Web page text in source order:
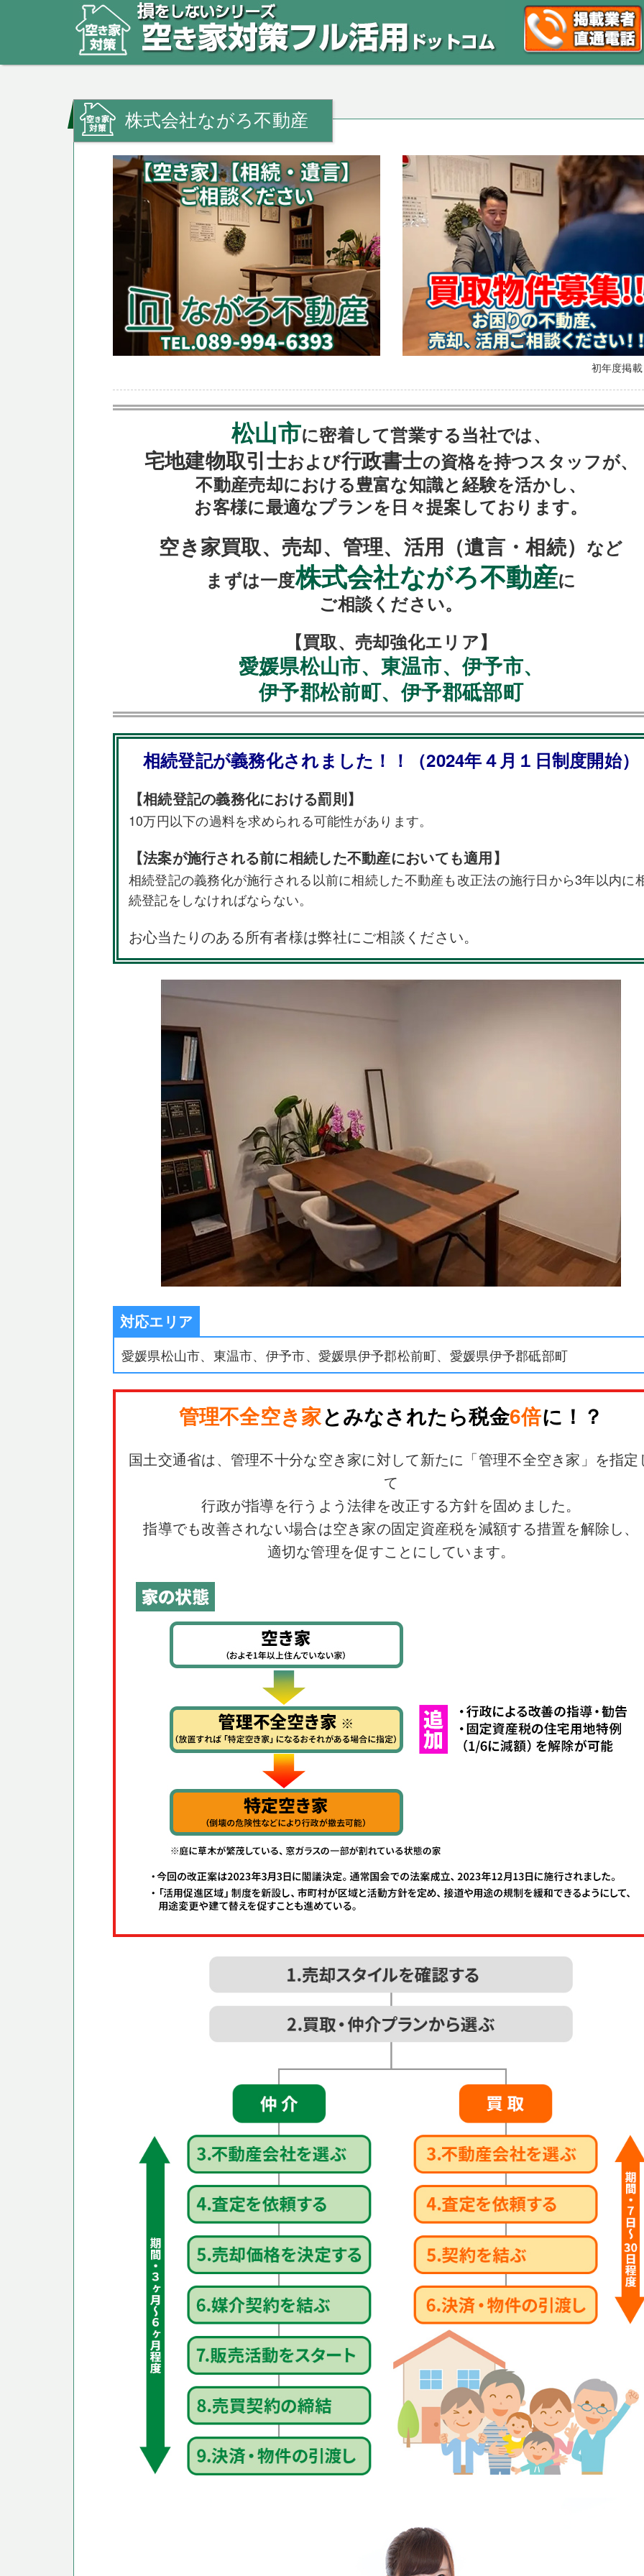
株式会社ながろ不動産
初年度掲
松山市に密着して営業する当社では、
宅地建物取引士および行政書士の資格を持つスタッフが、
不動産売却における豊富な知識と経験を活かし、
お客様に最適なプランを日々提案しております。
空き家買取、売却、管理、活用（遺言・相続） など
まずは一度株式会社ながろ不動産に
ご相談ください。
【買取、売却強化エリア】
愛媛県松山市、東温市、伊予市、
伊予郡松前町、伊予郡砥部町
相続登記が義務化されました！！（2024年４月１日制度開始）
【相続登記の義務化における罰則】
10万円以下の過料を求められる可能性があります。
【法案が施行される前に相続した不動産においても適用】
相続登記の義務化が施行される以前に相続した不動産も改正法の施行日から3年以内に
続登記をしなければならない。
お心当たりのある所有者様は弊社にご相談ください。
対応エリア
愛媛県松山市、東温市、伊予市、愛媛県伊予郡松前町、愛媛県伊予郡砥部町
管理不全空き家とみなされたら税金6倍に！？
国土交通省は、管理不十分な空き家に対して新たに「管理不全空き家」を指定
て
行政が指導を行うよう法律を改正する方針を固めました。
指導でも改善されない場合は空き家の固定資産税を減額する措置を解除し、
適切な管理を促すことにしています。